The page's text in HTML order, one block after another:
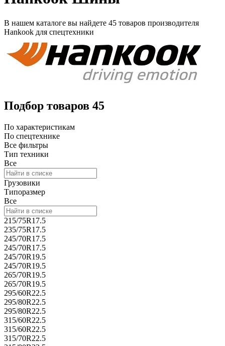
В нашем каталоге вы найдете 45 товаров производителя
Hankook для спецтехники
Подбор товаров 45
По характеристикам
По спецтехнике
Все фильтры
Тип техники
Все
Грузовики
Типоразмер
Все
215/75R17.5
235/75R17.5
245/70R17.5
245/70R17.5
245/70R19.5
245/70R19.5
265/70R19.5
265/70R19.5
295/60R22.5
295/80R22.5
295/80R22.5
315/60R22.5
315/60R22.5
315/70R22.5